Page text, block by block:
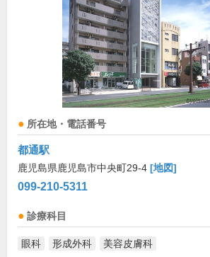
所在地・電話番号
都通駅
鹿児島県鹿児島市中央町29-4 [地図]
099-210-5311
診療科目
眼科 形成外科 美容皮膚科